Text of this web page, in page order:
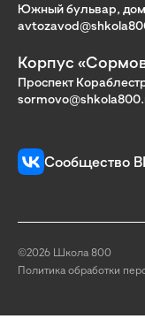
Южный бульвар,
Корпус
Проспект
Сообщество
©2026 Школа 800
Политика обработки